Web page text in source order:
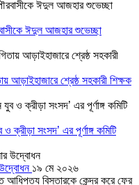
ঈদুল আজহার শুভেচ্ছা
আড়াইহাজারে শ্রেষ্ঠ সহকারী শিক্ষক
ক্রীড়া সংসদ’ এর পূর্ণাঙ্গ কমিটি
উদ্বোধন ১৯ মে ২০২৬